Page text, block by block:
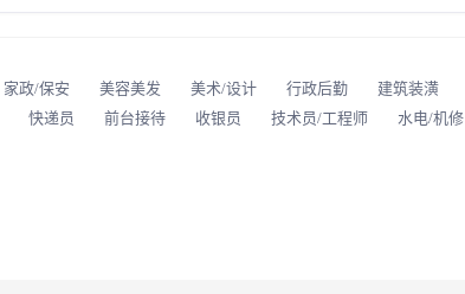
家政/保安 美容美发 美术/设计 行政后勤 建筑装潢
快递员 前台接待 收银员 技术员/工程师 水电/机修